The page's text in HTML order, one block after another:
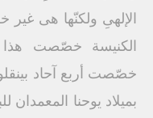
الإلهىِ ولكنّها هى
الكنيسة خصّصت هذا
خصّصت أربع آحاد
بميلاد يوحنا المعمدان